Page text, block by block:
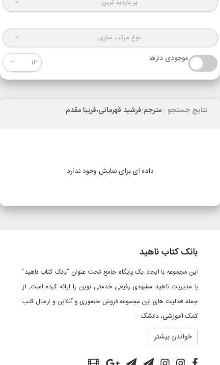
پر بازدید ترین
نوع مرتب سازی
موجودی دارها 12
نتایج جستجو : مترجم:فرشید قهرمانی،فریبا مقدم
داده ای برای نمایش وجود ندارد
بانک کتاب ناهید
این مجموعه با ایجاد یک پایگاه جامع تحت عنوان "بانک کتاب ناهید"
با مدیریت ناهید مشهدی رفیعی خدمتی نوین را ارائه کرده است. از
جمله فعالیت های این مجموعه فروش حضوری و آنلاین و ارسال کتب
کمک آموزشی، دانشگ...
خواندن بیشتر